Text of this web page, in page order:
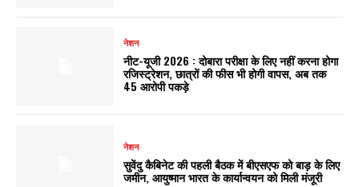
नेशन
नीट-यूजी 2026 : दोबारा परीक्षा के लिए नहीं करना होगा
रजिस्ट्रेशन, छात्रों की फीस भी होगी वापस, अब तक
45 आरोपी पकड़े
नेशन
सुवेंदु कैबिनेट की पहली बैठक में बीएसएफ को बाड़ के लिए
जमीन, आयुष्मान भारत के कार्यान्वयन को मिली मंजूरी